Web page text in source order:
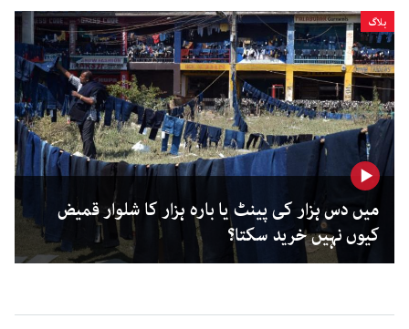
بلاگ
میں دس ہزار کی پینٹ یا بارہ ہزار کا شلوار قمیض
کیوں نہیں خرید سکتا؟